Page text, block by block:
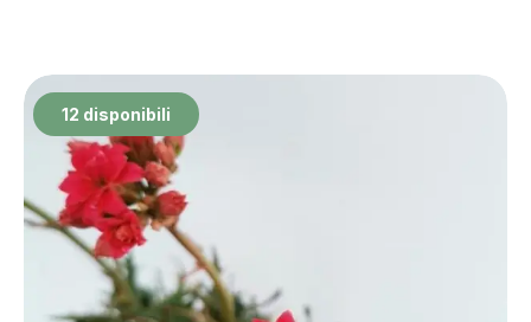
12 disponibili